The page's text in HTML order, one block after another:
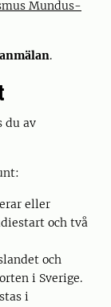
Mundus-
.
du av
eller
och två
och
i Sverige.
i